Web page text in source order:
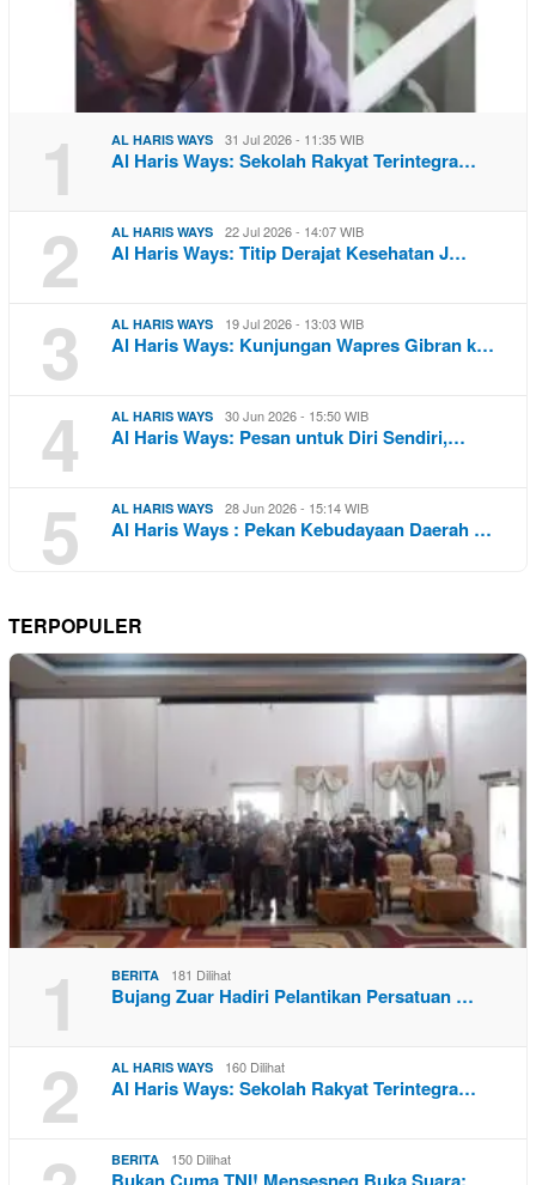
1 AL HARIS WAYS 31 Jul 2026 - 11:35 WIB
Al Haris Ways: Sekolah Rakyat Terintegra…
2 AL HARIS WAYS 22 Jul 2026 - 14:07 WIB
Al Haris Ways: Titip Derajat Kesehatan J…
3 AL HARIS WAYS 19 Jul 2026 - 13:03 WIB
Al Haris Ways: Kunjungan Wapres Gibran k…
4 AL HARIS WAYS 30 Jun 2026 - 15:50 WIB
Al Haris Ways: Pesan untuk Diri Sendiri,…
5 AL HARIS WAYS 28 Jun 2026 - 15:14 WIB
Al Haris Ways : Pekan Kebudayaan Daerah …
TERPOPULER
1 BERITA 181 Dilihat
Bujang Zuar Hadiri Pelantikan Persatuan …
2 AL HARIS WAYS 160 Dilihat
Al Haris Ways: Sekolah Rakyat Terintegra…
BERITA 150 Dilihat